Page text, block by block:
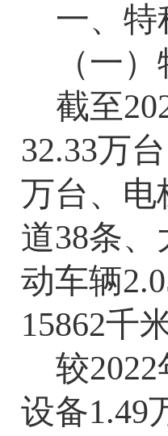
一、特
（一
截至
32.33万
万台、电
道38条、
动车辆
15862千
较2022
设备1.49